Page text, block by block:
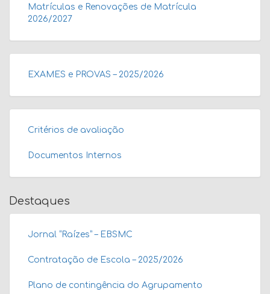
Matrículas e Renovações de Matrícula
2026/2027
EXAMES e PROVAS – 2025/2026
Critérios de avaliação
Documentos Internos
Destaques
Jornal “Raízes” – EBSMC
Contratação de Escola – 2025/2026
Plano de contingência do Agrupamento